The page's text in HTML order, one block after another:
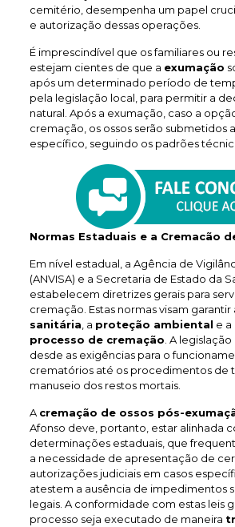
cemitério, desempenha um papel
e autorização dessas operações.
É imprescindível que os familiares ou
estejam cientes de que a exumação
após um determinado período de
pela legislação local, para permitir a
natural. Após a exumação, caso a
cremação, os ossos serão submetidos
específico, seguindo os padrões
Normas Estaduais e a Cremacão
Em nível estadual, a Agência de
(ANVISA) e a Secretaria de Estado da
estabelecem diretrizes gerais para
cremação. Estas normas visam garantir
sanitária , a proteção ambiental e a
processo de cremação . A
desde as exigências para o
crematórios até os procedimentos de
manuseio dos restos mortais.
A cremação de ossos pós-
Afonso deve, portanto, estar alinhada
determinações estaduais, que
a necessidade de apresentação de
autorizações judiciais em casos
atestem a ausência de impedimentos
legais. A conformidade com estas leis
processo seja executado de maneira